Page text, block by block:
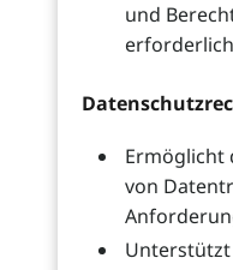
und
erforderlich
Ermöglicht
von